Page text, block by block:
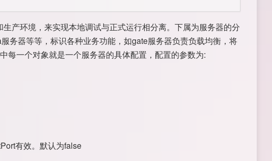
产环境，来实现本地调试与正式运行相分离。下属为服务器的分
务器等等，标识各种业务功能，如gate服务器负责负载均衡，将
每一个对象就是一个服务器的具体配置，配置的参数为:
有效。默认为false